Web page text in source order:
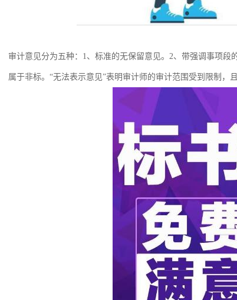
审计意见分为五种：1、标准的无保留意见。2、带强调事项
属于非标。“无法表示意见”表明审计师的审计范围受到限制，